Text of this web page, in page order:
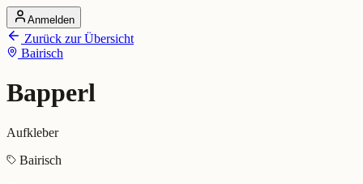
Startseite
Alle Dialekte
Dialekte vergleichen
Dialekt-Karte
Ranking
Bapperl (Bairisch)
Anmelden
Zurück zur Übersicht
Bairisch
Bapperl
Aufkleber
Bairisch